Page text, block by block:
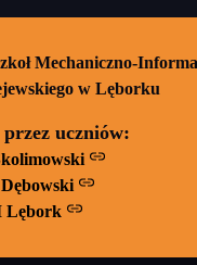
Mechaniczno-
w Lęborku
uczniów:
Lębork